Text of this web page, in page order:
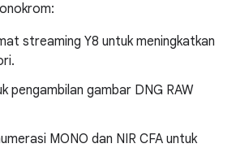
streaming Y8 untuk meningkatkan
pengambilan gambar DNG RAW
MONO dan NIR CFA untuk